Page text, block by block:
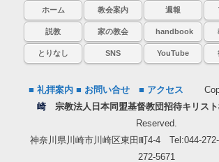
ホーム 教会案内 週報
説教 家の教会 handbook
とりなし SNS YouTube
■ 礼拝案内 ■ お問い合せ ■ アクセス
崎
宗教法人日本同盟基督教団招待キリス
Reserved.
神奈川県川崎市川崎区東田町4-4 Tel:044-
272-5671